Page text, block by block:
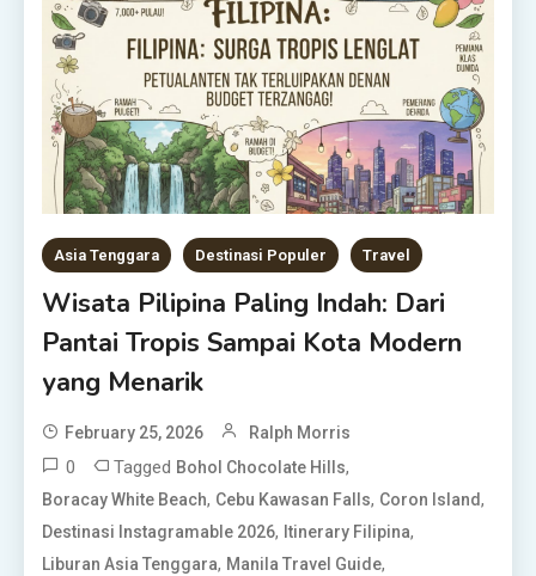
Asia Tenggara Destinasi Populer Travel
Wisata Pilipina Paling Indah: Dari
Pantai Tropis Sampai Kota Modern
yang Menarik
February 25, 2026 Ralph Morris
0 Tagged Bohol Chocolate Hills,
Boracay White Beach, Cebu Kawasan Falls, Coron Island,
Destinasi Instagramable 2026, Itinerary Filipina,
Liburan Asia Tenggara, Manila Travel Guide,